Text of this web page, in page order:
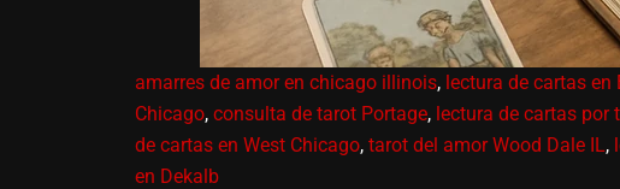
amarres de amor en chicago illinois, lectura de cartas en
Chicago, consulta de tarot Portage, lectura de cartas por
de cartas en West Chicago, tarot del amor Wood Dale IL,
en Dekalb